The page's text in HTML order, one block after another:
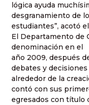
lógica ayuda
desgranamiento de
estudiantes”, acotó
El Departamento de
denominación en el
año 2009, después
debates y decisiones
alrededor de la
contó con sus
egresados con título